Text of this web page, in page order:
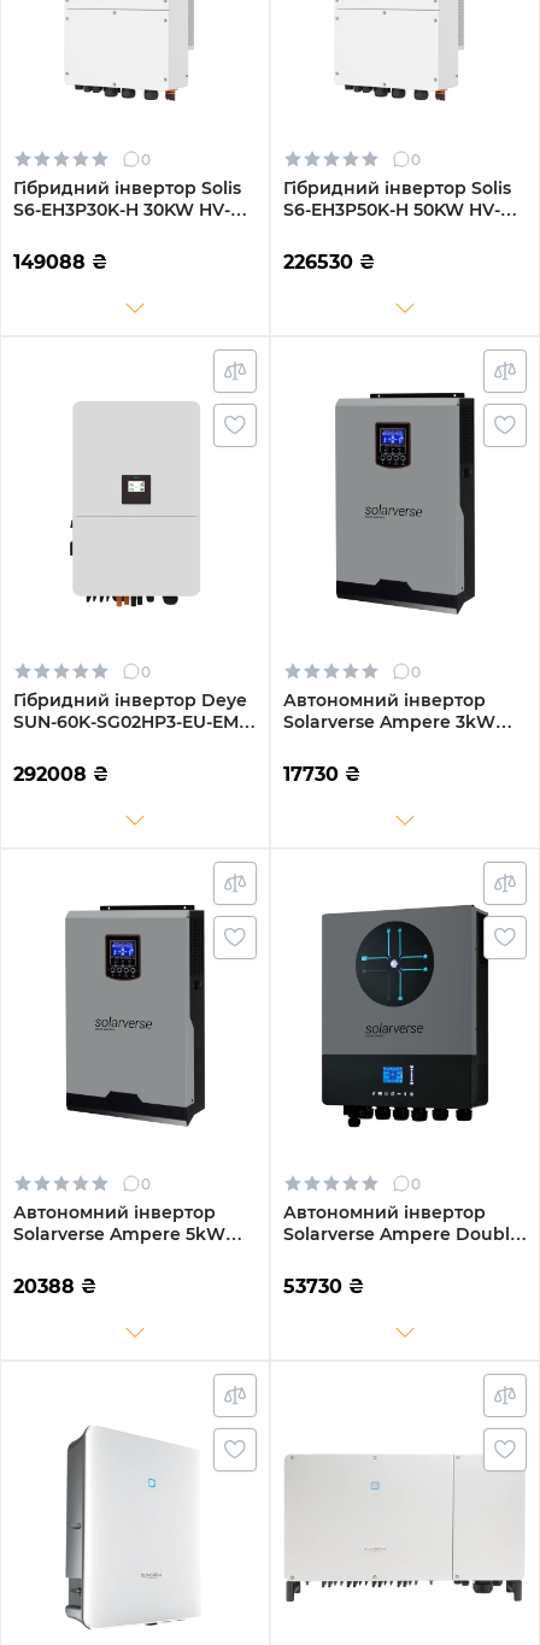
0
Гібридний інвертор Solis
S6-EH3P30K-H 30KW HV-
220/380V Трифазний
149088 ₴
0
Гібридний інвертор Solis
S6-EH3P50K-H 50KW HV-
220/380V Трифазний
226530 ₴
0
Гібридний інвертор Deye
SUN-60K-SG02HP3-EU-EM6
Wi-Fi 220/380V Трифазний
292008 ₴
0
Автономний інвертор
Solarverse Ampere 3kW
Однофазний (SV3024A)
17730 ₴
0
Автономний інвертор
Solarverse Ampere 5kW
Однофазний (SV5048A)
20388 ₴
0
Автономний інвертор
Solarverse Ampere Double
Однофазний (SV8048AD)
53730 ₴